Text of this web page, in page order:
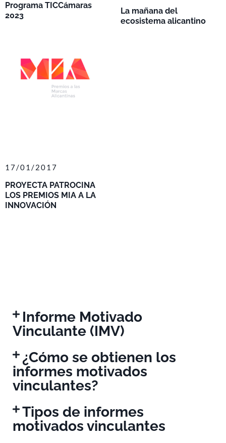
Programa TICCámaras
2023
La mañana del
ecosistema alicantino
PROYECTA PATROCINA
LOS PREMIOS MIA A LA
INNOVACIÓN
17/01/2017
Informe Motivado
Vinculante (IMV)
¿Cómo se obtienen los
informes motivados
vinculantes?
Tipos de informes
motivados vinculantes